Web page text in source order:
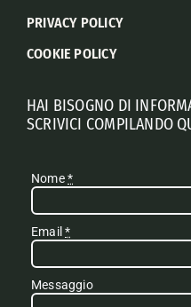
PRIVACY POLICY
COOKIE POLICY
HAI BISOGNO DI
SCRIVICI COMPILANDO
Nome*
Email*
Messaggio